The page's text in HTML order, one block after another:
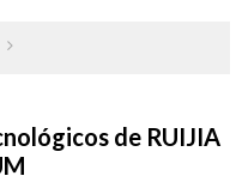
de RUIJIA